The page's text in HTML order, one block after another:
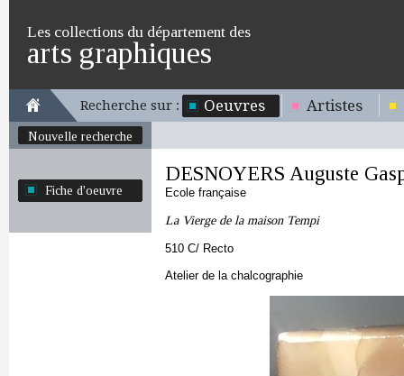
Les collections du département des
arts graphiques
Recherche sur : Oeuvres Artistes
Nouvelle recherche
Fiche d'oeuvre
DESNOYERS Auguste
Ecole française
La Vierge de la maison Tempi
510 C/ Recto
Atelier de la chalcographie